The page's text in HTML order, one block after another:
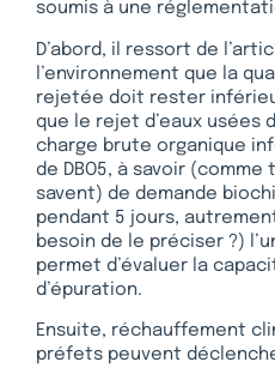
soumis à une
D’abord, il ressort de
l’environnement que la
rejetée doit rester
que le rejet d’eaux usées
charge brute organique
de DBO5, à savoir
savent) de demande
pendant 5 jours,
besoin de le préciser ?)
permet d’évaluer la
d’épuration.
Ensuite, réchauffement
préfets peuvent